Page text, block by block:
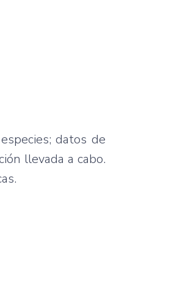
datos de
llevada a cabo.